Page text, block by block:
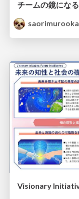
saorimurooka